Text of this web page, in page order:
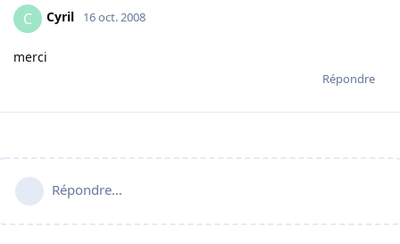
C Cyril 16 oct. 2008
merci
Répondre
Répondre…